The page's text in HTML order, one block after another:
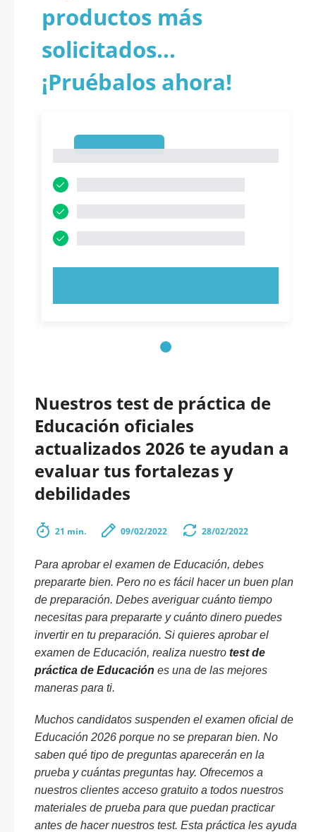
productos más
solicitados...
¡Pruébalos ahora!
Nuestros test de práctica de
Educación oficiales
actualizados 2026 te ayudan a
evaluar tus fortalezas y
debilidades
21 min. 09/02/2022 28/02/2022
Para aprobar el examen de Educación, debes
prepararte bien. Pero no es fácil hacer un buen plan
de preparación. Debes averiguar cuánto tiempo
necesitas para prepararte y cuánto dinero puedes
invertir en tu preparación. Si quieres aprobar el
examen de Educación, realiza nuestro test de
práctica de Educación es una de las mejores
maneras para ti.
Muchos candidatos suspenden el examen oficial de
Educación 2026 porque no se preparan bien. No
saben qué tipo de preguntas aparecerán en la
prueba y cuántas preguntas hay. Ofrecemos a
nuestros clientes acceso gratuito a todos nuestros
materiales de prueba para que puedan practicar
antes de hacer nuestros test. Esta práctica les ayuda